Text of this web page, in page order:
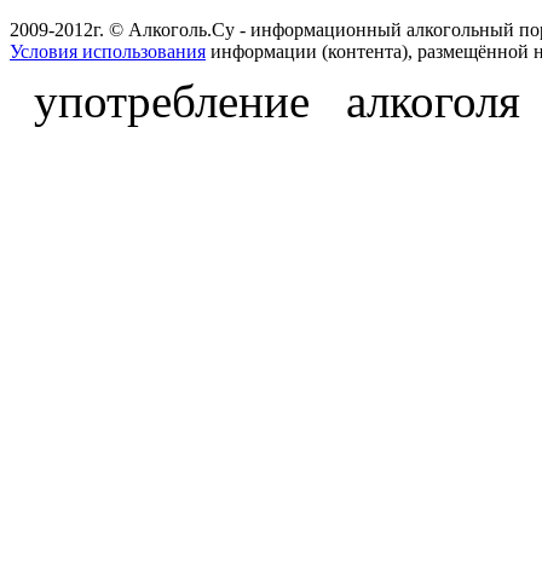
2009-2012г. © Алкоголь.Су - информационный алкогольный
Условия использования информации (контента), размещённой
употребление